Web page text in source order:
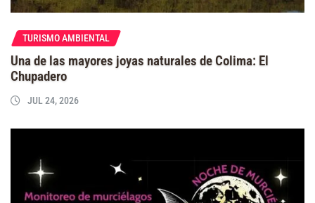
TURISMO AMBIENTAL
Una de las mayores joyas naturales de Colima: El
Chupadero
JUL 24, 2026